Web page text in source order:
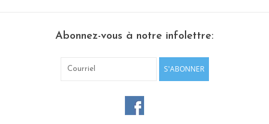
Etagères Shelves
Rectangulaire, carrées, rondes
Abonnez-vous à notre infolettre:
S'ABONNER